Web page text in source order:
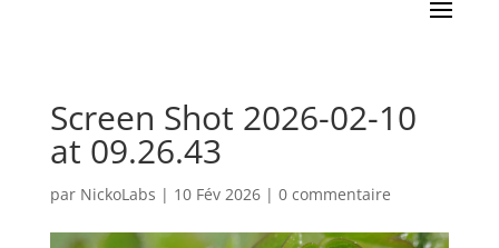
Screen Shot 2026-02-10
at 09.26.43
par NickoLabs | 10 Fév 2026| 0 commentaire